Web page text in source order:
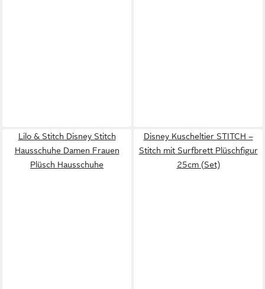
Lilo & Stitch Disney Stitch
Hausschuhe Damen Frauen
Plüsch Hausschuhe
Disney Kuscheltier STITCH –
Stitch mit Surfbrett Plüschfigur
25cm (Set)